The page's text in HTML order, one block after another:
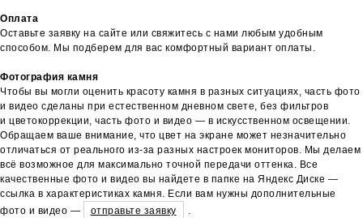
Оплата
Оставьте заявку на сайте или свяжитесь с нами любым удобным
способом. Мы подберем для вас комфортный вариант оплаты.
Фотография камня
Чтобы вы могли оценить красоту камня в разных ситуациях, часть фото
и видео сделаны при естественном дневном свете, без фильтров
и цветокоррекции, часть фото и видео — в искусственном освещении.
Обращаем ваше внимание, что цвет на экране может незначительно
отличаться от реального из-за разных настроек мониторов. Мы делаем
всё возможное для максимально точной передачи оттенка. Все
качественные фото и видео вы найдете в папке на Яндекс Диске —
ссылка в характеристиках камня. Если вам нужны дополнительные
фото и видео —
отправьте заявку .